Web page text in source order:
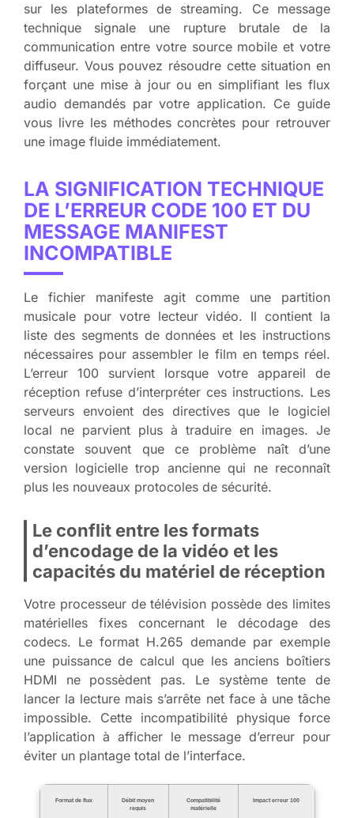
sur les plateformes de streaming. Ce message
technique signale une rupture brutale de la
communication entre votre source mobile et votre
diffuseur. Vous pouvez résoudre cette situation en
forçant une mise à jour ou en simplifiant les flux
audio demandés par votre application. Ce guide
vous livre les méthodes concrètes pour retrouver
une image fluide immédiatement.
LA SIGNIFICATION TECHNIQUE
DE L’ERREUR CODE 100 ET DU
MESSAGE MANIFEST
INCOMPATIBLE
Le fichier manifeste agit comme une partition
musicale pour votre lecteur vidéo. Il contient la
liste des segments de données et les instructions
nécessaires pour assembler le film en temps réel.
L’erreur 100 survient lorsque votre appareil de
réception refuse d’interpréter ces instructions. Les
serveurs envoient des directives que le logiciel
local ne parvient plus à traduire en images. Je
constate souvent que ce problème naît d’une
version logicielle trop ancienne qui ne reconnaît
plus les nouveaux protocoles de sécurité.
Le conflit entre les formats
d’encodage de la vidéo et les
capacités du matériel de réception
Votre processeur de télévision possède des limites
matérielles fixes concernant le décodage des
codecs. Le format H.265 demande par exemple
une puissance de calcul que les anciens boîtiers
HDMI ne possèdent pas. Le système tente de
lancer la lecture mais s’arrête net face à une tâche
impossible. Cette incompatibilité physique force
l’application à afficher le message d’erreur pour
éviter un plantage total de l’interface.
Format de flux
Débit moyen
requis
Compatibilité
matérielle
Impact erreur 100